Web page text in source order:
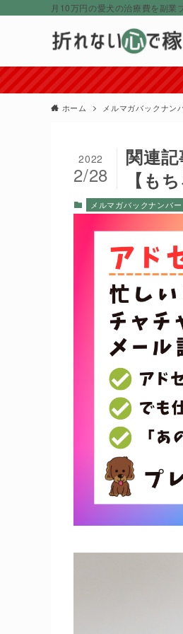
月10万円の愛犬の治療費を副業
ホーム メルマガバックナン
関連
【も
2022
2/28
メルマガバックナンバー